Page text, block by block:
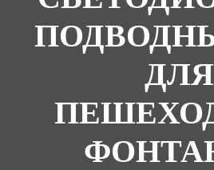
ДЛЯ